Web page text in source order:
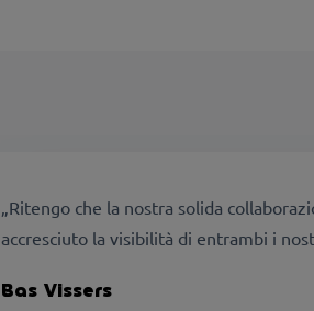
„Ritengo che la nostra solida
accresciuto la visibilità di entrambi i
Bas Vissers